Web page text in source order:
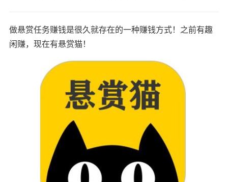
做悬赏任务赚钱是很久就存在的一种赚钱方式！之前有趣
闲赚，现在有悬赏猫！